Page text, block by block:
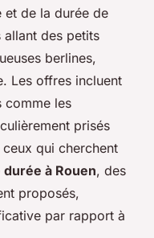
de la durée de
des petits
berlines,
Les offres incluent
comme les
prisés
qui cherchent
à Rouen, des
proposés,
par rapport à